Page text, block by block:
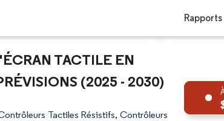
Rapports
TACTILE EN
(2025 - 2030)
Tactiles Résistifs, Contrôleurs